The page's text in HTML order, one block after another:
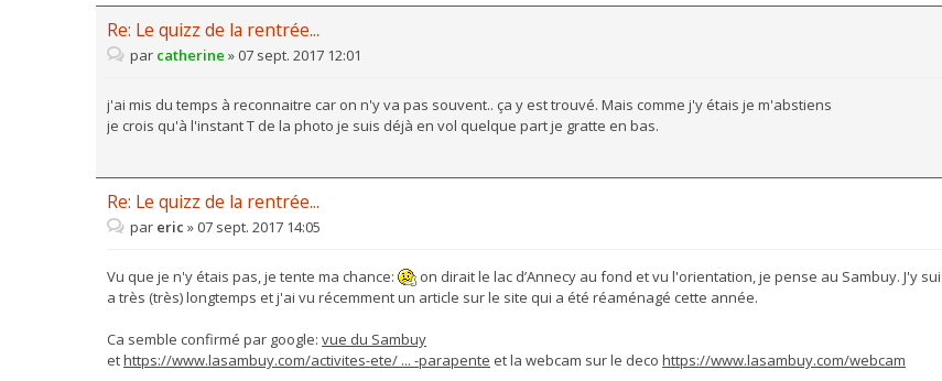
Re: Le quizz de la rentrée...
par catherine » 07 sept. 2017 12:01
j'ai mis du temps à reconnaitre car on n'y va pas souvent.. ça y est trouvé. Mais comme j'y étais je m'abstiens
je crois qu'à l'instant T de la photo je suis déjà en vol quelque part je gratte en bas.
Re: Le quizz de la rentrée...
par eric »07 sept. 2017 14:05
Vu que je n'y étais pas, je tente ma chance:
on dirait le lac d’Annecy au fond et vu l'orientation, je pense au Sambuy. J'y
a très (très) longtemps et j'ai vu récemment un article sur le site qui a été réaménagé cette année.
Ca semble confirmé par google: vue du Sambuy
ethttps://www.lasambuy.com/activites-ete/ ... -parapente et la webcam sur le deco https://www.lasambuy.com/webcam